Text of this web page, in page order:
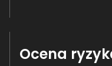
Ocena